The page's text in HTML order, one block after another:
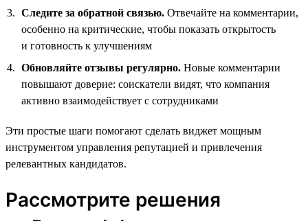
Следите за обратной связью. Отвечайте на комментарии,
особенно на критические, чтобы показать открытость
и готовность к улучшениям
Обновляйте отзывы регулярно. Новые комментарии
повышают доверие: соискатели видят, что компания
активно взаимодействует с сотрудниками
Эти простые шаги помогают сделать виджет мощным
инструментом управления репутацией и привлечения
релевантных кандидатов.
Рассмотрите решения